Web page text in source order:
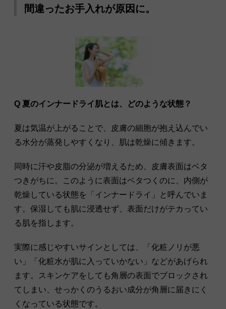
間違ったお手入れが原因に。
Q 夏のインナードライ肌とは、どのような状態？
夏は気温が上がることで、皮膚の細胞が抱え込んでい
る水分が蒸発しやすくなり、肌は乾燥に傾きます。
同時に汗や皮脂の分泌が増えるため、皮膚表面はベタ
つきがちに。このように表面はベタつくのに、内側が
乾燥している状態を「インナードライ」と呼んでいま
す。保湿しても肌に浸透せず、表面だけがテカってい
る肌を指します。
実際に感じやすいサインとしては、「化粧ノリが悪
い」「化粧水が肌に入っていかない」などがあげられ
ます。スキンケアをしても角層の表面でブロックされ
てしまい、せっかくのうるおい成分が角層に届きにく
くなっている状態です。